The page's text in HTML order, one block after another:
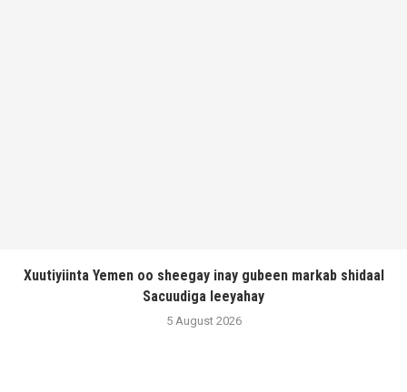
Xuutiyiinta Yemen oo sheegay inay gubeen markab shidaal
Sacuudiga leeyahay
5 August 2026